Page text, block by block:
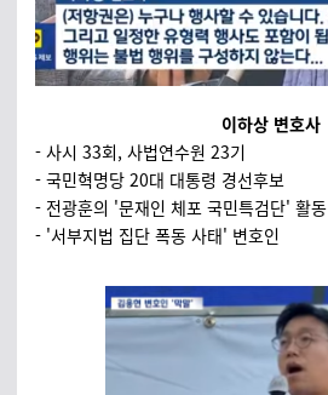
이하상 변호사
- 사시 33회, 사법연수원 23기
- 국민혁명당 20대 대통령 경선후보
- 전광훈의 '문재인 체포 국민특검단' 활동
- '서부지법 집단 폭동 사태' 변호인